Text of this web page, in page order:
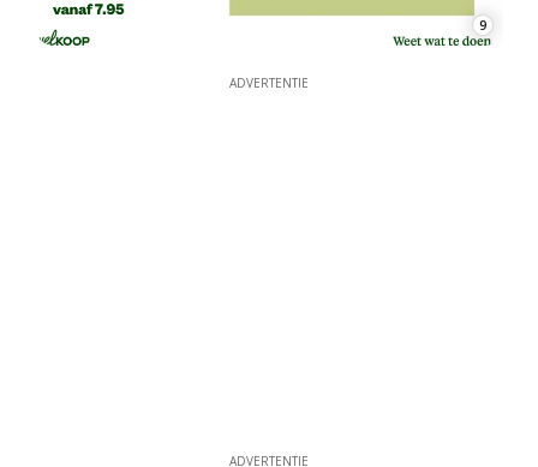
9
ADVERTENTIE
ADVERTENTIE